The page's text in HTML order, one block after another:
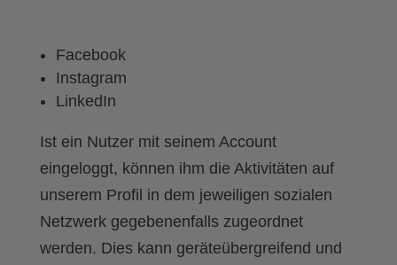
Facebook
Instagram
LinkedIn
Ist ein Nutzer mit seinem Account
eingeloggt, können ihm die Aktivitäten auf
unserem Profil in dem jeweiligen sozialen
Netzwerk gegebenenfalls zugeordnet
werden. Dies kann geräteübergreifend und